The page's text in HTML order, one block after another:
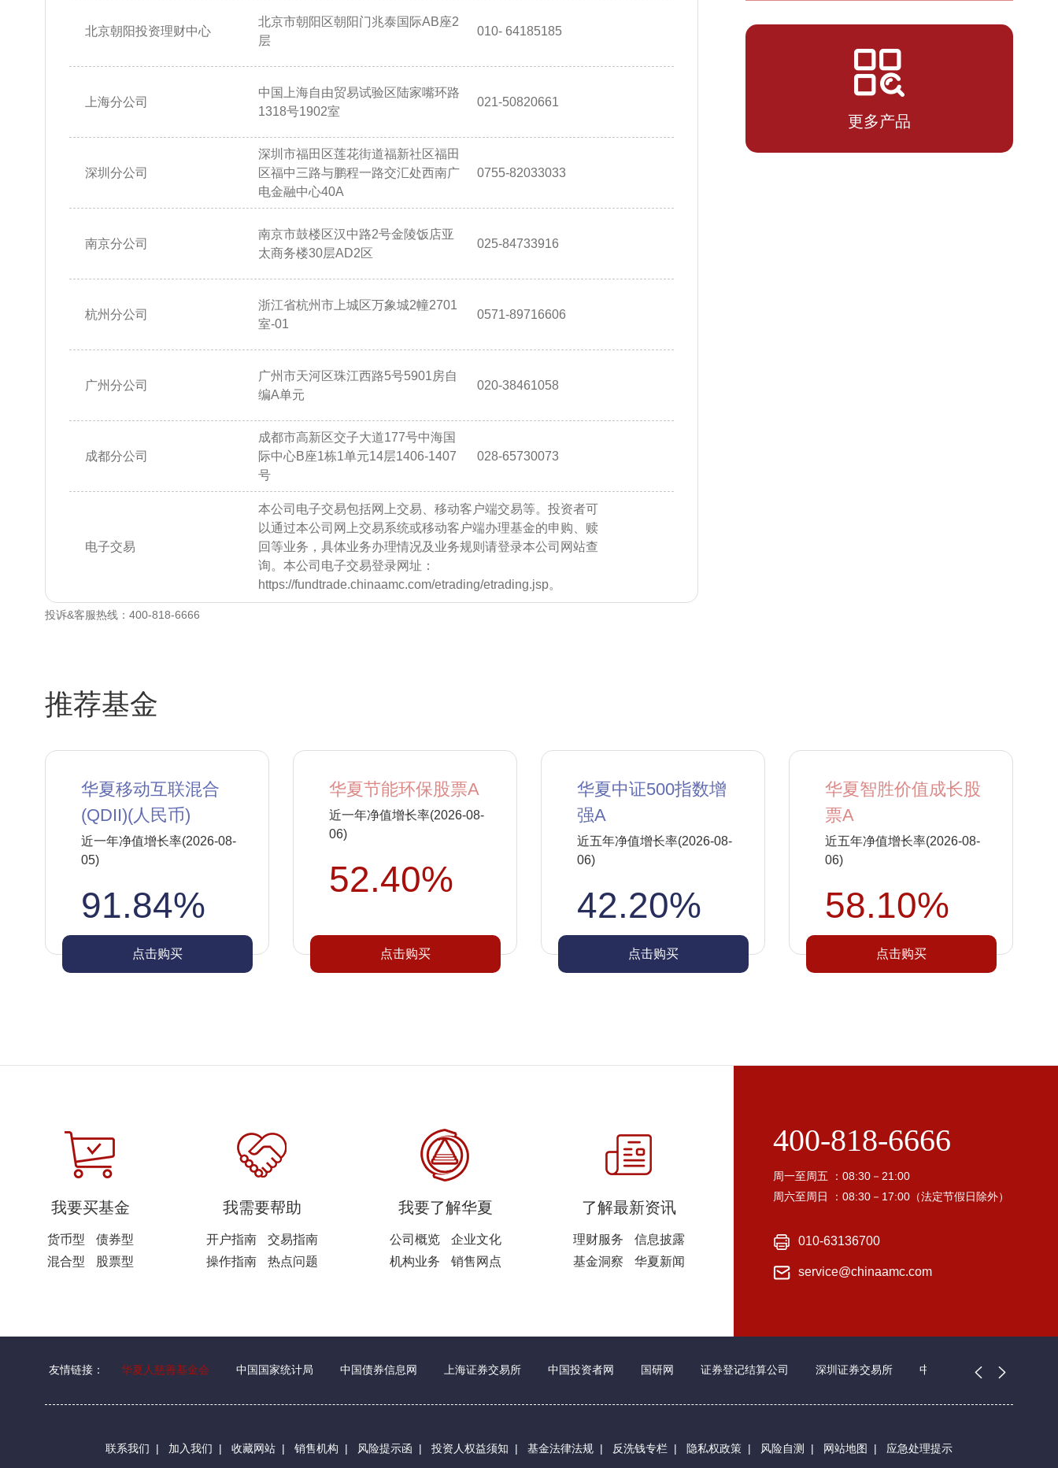
2026-
1.1020 1.1020
1.0995
北京朝阳投资理财中心
北京市朝阳区朝阳门兆泰国际AB座2
层
010- 64185185
上海分公司
中国上海自由贸易试验区陆家嘴环路
1318号1902室
021-50820661
深圳分公司
深圳市福田区莲花街道福新社区福田
区福中三路与鹏程一路交汇处西南广
电金融中心40A
0755-82033033
南京分公司
南京市鼓楼区汉中路2号金陵饭店亚
太商务楼30层AD2区
025-84733916
杭州分公司
浙江省杭州市上城区万象城2幢2701
室-01
0571-89716606
广州分公司
广州市天河区珠江西路5号5901房自
编A单元
020-38461058
成都分公司
成都市高新区交子大道177号中海国
际中心B座1栋1单元14层1406-1407
号
028-65730073
电子交易
本公司电子交易包括网上交易、移动客户端交易等。投资者可
以通过本公司网上交易系统或移动客户端办理基金的申购、赎
回等业务，具体业务办理情况及业务规则请登录本公司网站查
询。本公司电子交易登录网址：
https://fundtrade.chinaamc.com/etrading/etrading.jsp。
投诉&客服热线：400-818-6666
更多产品
推荐基金
华夏移动互联混合
(QDII)(人民币)
近一年净值增长率(2026-08-
05)
91.84%
点击购买
华夏节能环保股票A
近一年净值增长率(2026-08-
06)
52.40%
点击购买
华夏中证500指数增
强A
近五年净值增长率(2026-08-
06)
42.20%
点击购买
华夏智胜价值成长股
票A
近五年净值增长率(2026-08-
06)
58.10%
点击购买
我要买基金
货币型
债券型
混合型
股票型
我需要帮助
开户指南
交易指南
操作指南
热点问题
我要了解华夏
公司概览
企业文化
机构业务
销售网点
了解最新资讯
理财服务
信息披露
基金洞察
华夏新闻
400-818-6666
周一至周五 ：08:30－21:00
周六至周日 ：08:30－17:00（法定节假日除外）
010-63136700
service@chinaamc.com
友情链接： 华夏人慈善基金会 中国国家统计局 中国债券信息网 上海证券交易所 中国投资者网 国研网 证券登记结算公司 深圳证券交易所 中国证券业协会
联系我们 | 加入我们 | 收藏网站 | 销售机构 | 风险提示函 | 投资人权益须知 | 基金法律法规 | 反洗钱专栏 | 隐私权政策 | 风险自测 | 网站地图 | 应急处理提示